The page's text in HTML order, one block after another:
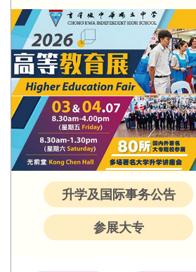
升学及国际事务公告
参展大专